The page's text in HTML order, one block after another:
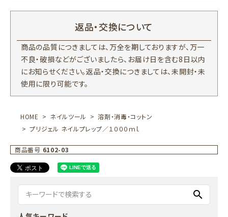
返品・交換について
商品の品質につきましては、万全を期しておりますが、万一
不良・破損などがございましたら、お届け日を含む8日以内
にお知らせください。返品・交換につきましては、未開封・未
使用に限り可能です。
HOME ネイルツール
溶剤・消毒・コットン
プリジェル ネイルプレップ／１０００ｍｌ
商品番号 6102-03
search